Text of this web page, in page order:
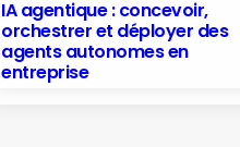
IA agentique : concevoir,
orchestrer et déployer des
agents autonomes en
entreprise